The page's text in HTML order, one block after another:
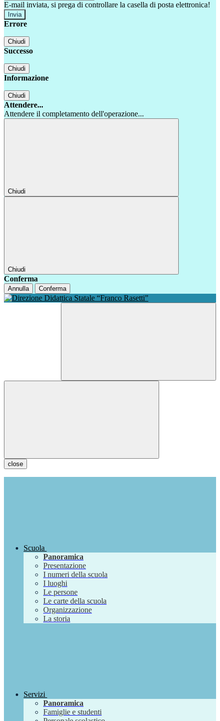
E-mail inviata, si prega di controllare la casella di posta elettronica!
Errore
Chiudi
Successo
Chiudi
Informazione
Chiudi
Attendere...
Attendere il completamento dell'operazione...
Chiudi
Chiudi
Conferma
Annulla Conferma
close
Scuola
Panoramica
Presentazione
I numeri della scuola
I luoghi
Le persone
Le carte della scuola
Organizzazione
La storia
Servizi
Panoramica
Famiglie e studenti